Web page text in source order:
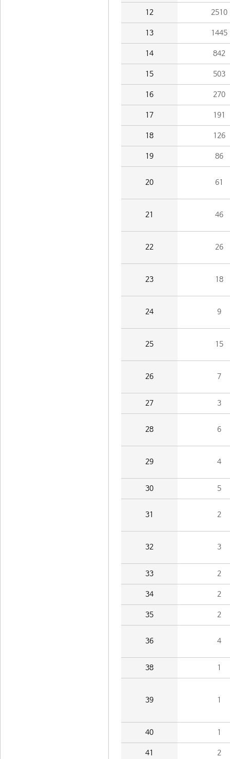
12 2510
13 1445
14 842
15 503
16 270
17 191
18 126
19 86
20 61
21 46
22 26
23 18
24 9
25 15
26 7
27 3
28 6
29 4
30 5
31 2
32 3
33 2
34 2
35 2
36 4
38 1
39 1
40 1
41 2